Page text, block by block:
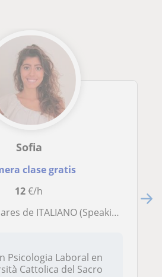
Sofia
clase gratis
12€/h
(Speaking, Writing, Grammar)
Psicologia Laboral en
Cattolica del Sacro